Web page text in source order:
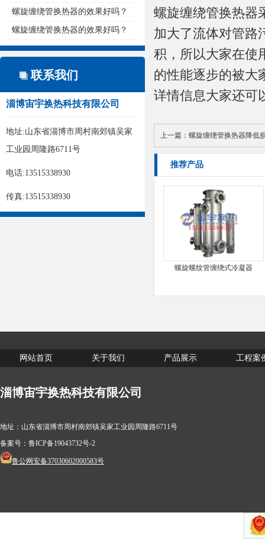
些...
螺旋缠绕管换热器的效果好吗？
螺旋缠绕管换热器的效果好吗？
联系我们
淄博宙宇换热科技有限公司
地址:山东省淄博市周村南郊镇吴家
工业园周隆路6711号
电话:13515338930
传真:13515338930
螺旋缠绕管换热器
加大了流体对管路
积，所以大家在使
的性能逐步的被大
详情信息大家还可
上一篇： 螺旋缠绕管换热器降低
推荐产品
螺旋螺纹管缠绕式冷凝器
网站首页 关于我们 产品展示 工程案
淄博宙宇换热科技有限公司
地址：山东省淄博市周村南郊镇吴家工业园周隆路6711号
备案号： 鲁ICP备19043732号-2
鲁公网安备37030602000583号